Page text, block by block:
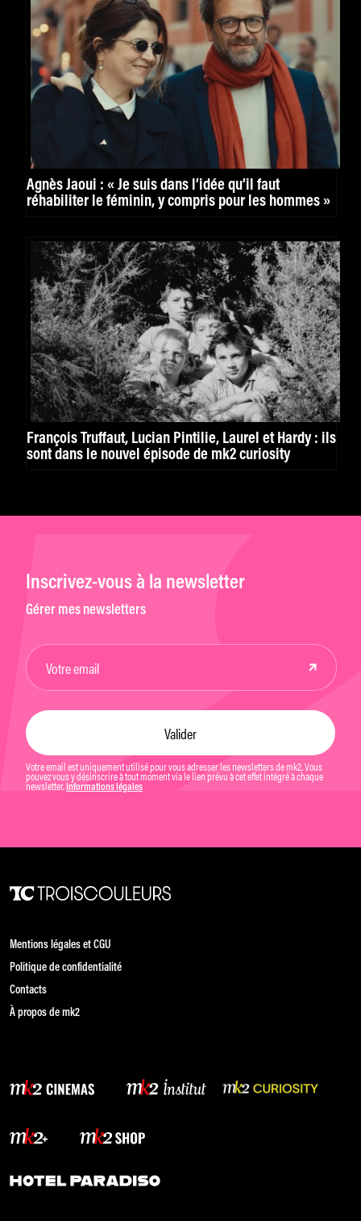
Agnès Jaoui : « Je suis dans l’idée qu’il faut
réhabiliter le féminin, y compris pour les hommes »
François Truffaut, Lucian Pintilie, Laurel et Hardy : ils
sont dans le nouvel épisode de mk2 curiosity
Inscrivez-vous à la newsletter
Gérer mes newsletters
Votre email est uniquement utilisé pour vous adresser les newsletters de mk2. Vous
pouvez vous y désinscrire à tout moment via le lien prévu à cet effet intégré à chaque
newsletter. Informations légales
Mentions légales et CGU
Politique de confidentialité
Contacts
À propos de mk2